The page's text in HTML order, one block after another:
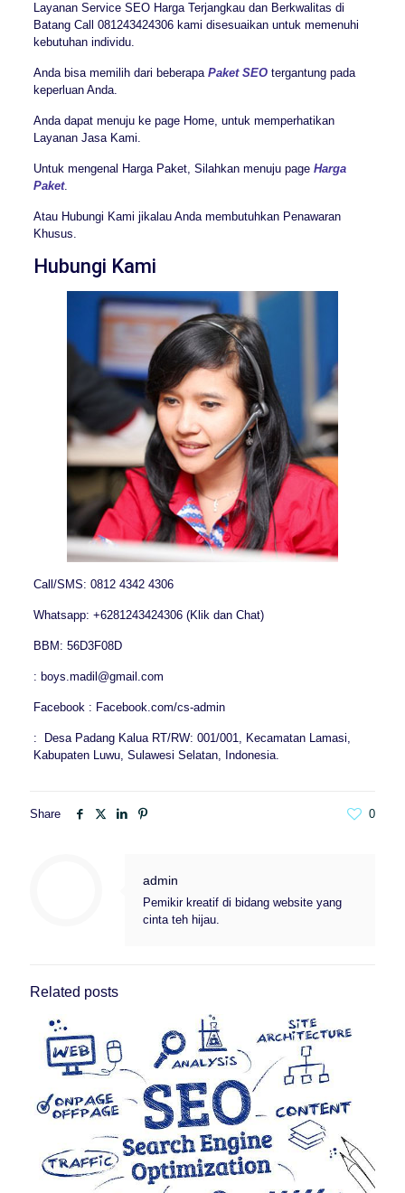
Layanan Service SEO Harga Terjangkau dan Berkwalitas di
Batang Call 081243424306 kami disesuaikan untuk memenuhi
kebutuhan individu.
Anda bisa memilih dari beberapa Paket SEOtergantung pada
keperluan Anda.
Anda dapat menuju ke page Home, untuk memperhatikan
Layanan Jasa Kami.
Untuk mengenal Harga Paket, Silahkan menuju page Harga
Paket.
Atau Hubungi Kami jikalau Anda membutuhkan Penawaran
Khusus.
Hubungi Kami
Call/SMS: 0812 4342 4306
Whatsapp: +6281243424306 (Klik dan Chat)
BBM: 56D3F08D
: boys.madil@gmail.com
Facebook : Facebook.com/cs-admin
: Desa Padang Kalua RT/RW: 001/001, Kecamatan Lamasi,
Kabupaten Luwu, Sulawesi Selatan, Indonesia.
Share 0
admin
Pemikir kreatif di bidang website yang
cinta teh hijau.
Related posts